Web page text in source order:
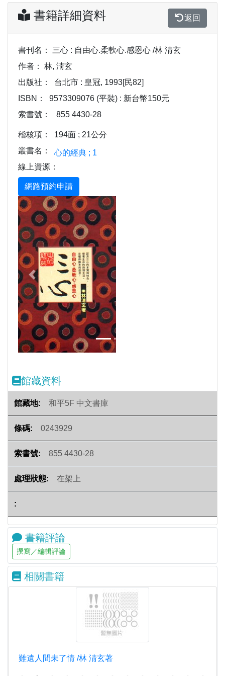
書籍詳細資料 返回
書刊名：
三心 : 自由心.柔軟心.感恩心 /林 淸玄
作者：
林, 淸玄
出版社：
台北市 : 皇冠, 1993[民82]
ISBN：
9573309076 (平裝) : 新台幣150元
索書號：
855 4430-28
稽核項：
194面 ; 21公分
叢書名：
心的經典 ; 1
線上資源：
Previous
館藏資料
和平5F 中文書庫
0243929
855 4430-28
在架上
書籍評論
相關書籍
難遺人間未了情 /林 淸玄著